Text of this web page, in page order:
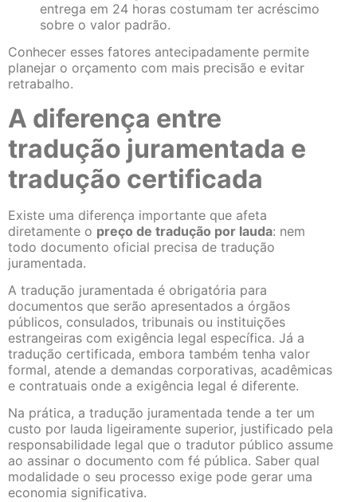
entrega em 24 horas costumam ter acréscimo
sobre o valor padrão.
Conhecer esses fatores antecipadamente permite
planejar o orçamento com mais precisão e evitar
retrabalho.
A diferença entre
tradução juramentada e
tradução certificada
Existe uma diferença importante que afeta
diretamente o preço de tradução por lauda: nem
todo documento oficial precisa de tradução
juramentada.
A tradução juramentada é obrigatória para
documentos que serão apresentados a órgãos
públicos, consulados, tribunais ou instituições
estrangeiras com exigência legal específica. Já a
tradução certificada, embora também tenha valor
formal, atende a demandas corporativas, acadêmicas
e contratuais onde a exigência legal é diferente.
Na prática, a tradução juramentada tende a ter um
custo por lauda ligeiramente superior, justificado pela
responsabilidade legal que o tradutor público assume
ao assinar o documento com fé pública. Saber qual
modalidade o seu processo exige pode gerar uma
economia significativa.